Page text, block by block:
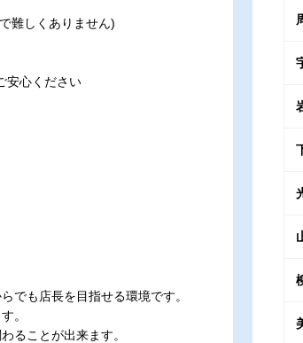
難しくありません)
安心ください
でも店長を目指せる環境です。
。
ることが出来ます。